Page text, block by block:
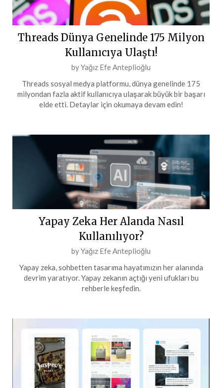
Threads Dünya Genelinde 175 Milyon
Kullanıcıya Ulaştı!
Posted
4
Temmuz
byYağız Efe Anteplioğlu
Threads sosyal medya platformu, dünya genelinde 175
milyondan fazla aktif kullanıcıya ulaşarak büyük bir başarı
elde etti. Detaylar için okumaya devam edin!
Yapay Zeka Her Alanda Nasıl
Kullanılıyor?
Posted
on
19
Şubat
byYağız Efe Anteplioğlu
Yapay zeka, sohbetten tasarıma hayatımızın her alanında
devrim yaratıyor. Yapay zekanın açtığı yeni ufukları bu
rehberle keşfedin.